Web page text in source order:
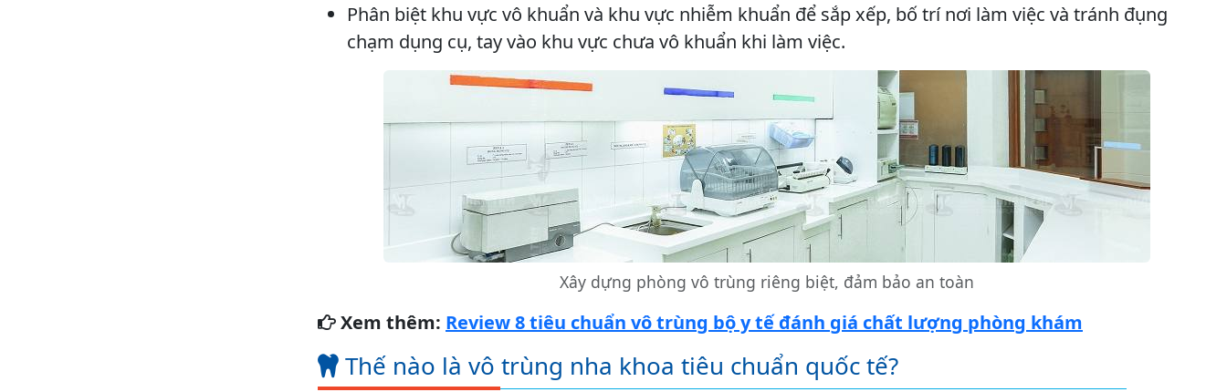
Phân biệt khu vực vô khuẩn và khu vực nhiễm khuẩn để sắp xếp, bố trí nơi làm việc và tránh đụng
chạm dụng cụ, tay vào khu vực chưa vô khuẩn khi làm việc.
Xây dựng phòng vô trùng riêng biệt, đảm bảo an toàn
Xem thêm: Review 8 tiêu chuẩn vô trùng bộ y tế đánh giá chất lượng phòng khám
Thế nào là vô trùng nha khoa tiêu chuẩn quốc tế?